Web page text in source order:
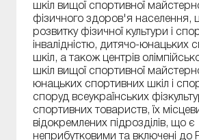
шкіл вищої спортивної
фізичного здоров'я населення,
розвитку фізичної культури і
інвалідністю, дитячо-юнацьких
шкіл, а також центрів
шкіл вищої спортивної
юнацьких спортивних шкіл і
споруд всеукраїнських
спортивних товариств, їх
відокремлених підрозділів, що є
неприбутковими та включені до